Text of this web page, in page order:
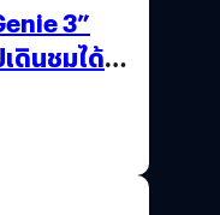
3”
ดินชมได้